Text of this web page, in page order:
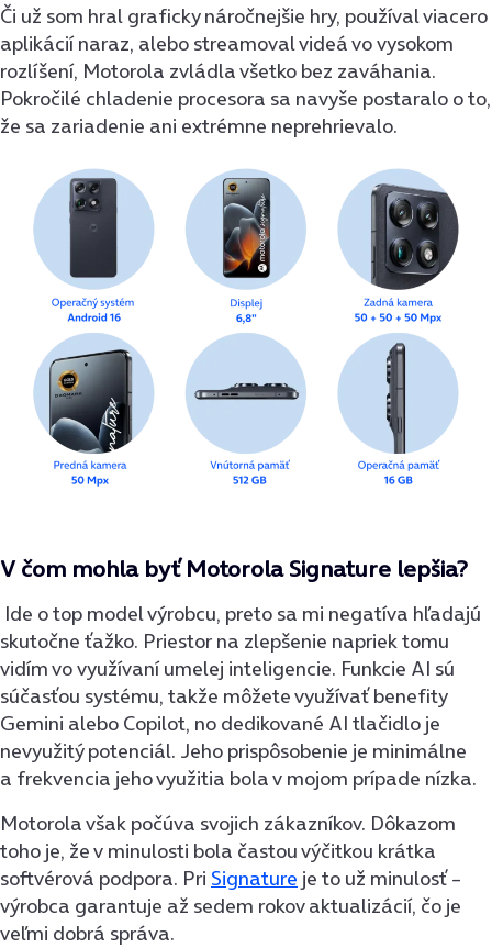
Či už som hral graficky náročnejšie hry, používal viacero
aplikácií naraz, alebo streamoval videá vo vysokom
rozlíšení, Motorola zvládla všetko bez zaváhania.
Pokročilé chladenie procesora sa navyše postaralo o to,
že sa zariadenie ani extrémne neprehrievalo.
V čom mohla byť Motorola Signature lepšia?
Ide o top model výrobcu, preto sa mi negatíva hľadajú
skutočne ťažko. Priestor na zlepšenie napriek tomu
vidím vo využívaní umelej inteligencie. Funkcie AI sú
súčasťou systému, takže môžete využívať benefity
Gemini alebo Copilot, no dedikované AI tlačidlo je
nevyužitý potenciál. Jeho prispôsobenie je minimálne
a frekvencia jeho využitia bola v mojom prípade nízka.
Motorola však počúva svojich zákazníkov. Dôkazom
toho je, že v minulosti bola častou výčitkou krátka
softvérová podpora. Pri Signature je to už minulosť –
výrobca garantuje až sedem rokov aktualizácií, čo je
veľmi dobrá správa.